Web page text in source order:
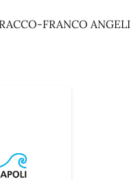
FRANCO ANGELI